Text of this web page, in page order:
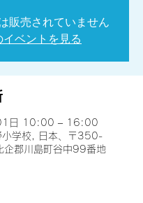
販売されていません
イベントを見る
日 10:00 – 16:00
小学校, 日本、〒350-
郡川島町谷中99番地